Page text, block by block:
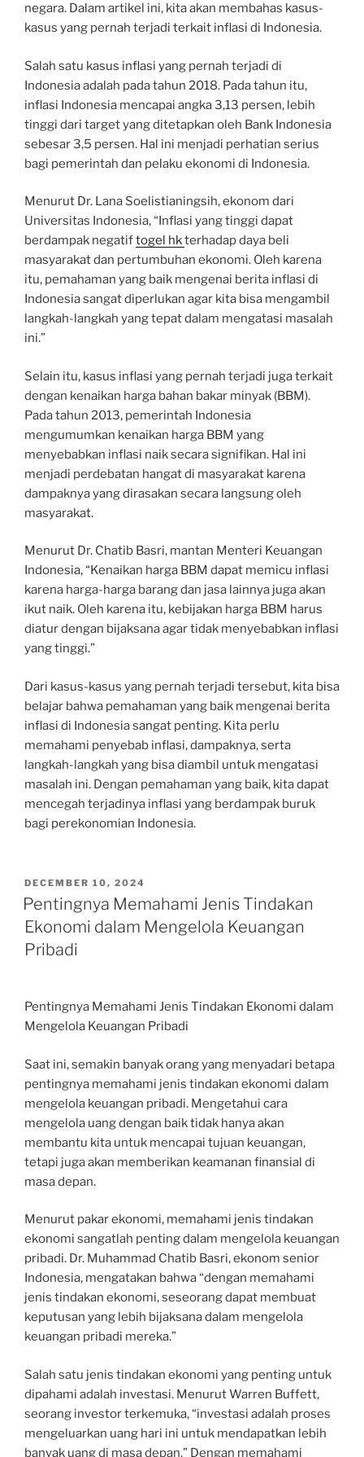
negara. Dalam artikel ini, kita akan membahas kasus-
kasus yang pernah terjadi terkait inflasi di Indonesia.
Salah satu kasus inflasi yang pernah terjadi di
Indonesia adalah pada tahun 2018. Pada tahun itu,
inflasi Indonesia mencapai angka 3,13 persen, lebih
tinggi dari target yang ditetapkan oleh Bank Indonesia
sebesar 3,5 persen. Hal ini menjadi perhatian serius
bagi pemerintah dan pelaku ekonomi di Indonesia.
Menurut Dr. Lana Soelistianingsih, ekonom dari
Universitas Indonesia, “Inflasi yang tinggi dapat
berdampak negatiftogel hkterhadap daya beli
masyarakat dan pertumbuhan ekonomi. Oleh karena
itu, pemahaman yang baik mengenai berita inflasi di
Indonesia sangat diperlukan agar kita bisa mengambil
langkah-langkah yang tepat dalam mengatasi masalah
ini.”
Selain itu, kasus inflasi yang pernah terjadi juga terkait
dengan kenaikan harga bahan bakar minyak (BBM).
Pada tahun 2013, pemerintah Indonesia
mengumumkan kenaikan harga BBM yang
menyebabkan inflasi naik secara signifikan. Hal ini
menjadi perdebatan hangat di masyarakat karena
dampaknya yang dirasakan secara langsung oleh
masyarakat.
Menurut Dr. Chatib Basri, mantan Menteri Keuangan
Indonesia, “Kenaikan harga BBM dapat memicu inflasi
karena harga-harga barang dan jasa lainnya juga akan
ikut naik. Oleh karena itu, kebijakan harga BBM harus
diatur dengan bijaksana agar tidak menyebabkan inflasi
yang tinggi.”
Dari kasus-kasus yang pernah terjadi tersebut, kita bisa
belajar bahwa pemahaman yang baik mengenai berita
inflasi di Indonesia sangat penting. Kita perlu
memahami penyebab inflasi, dampaknya, serta
langkah-langkah yang bisa diambil untuk mengatasi
masalah ini. Dengan pemahaman yang baik, kita dapat
mencegah terjadinya inflasi yang berdampak buruk
bagi perekonomian Indonesia.
POSTED
ON
DECEMBER 10, 2024
Pentingnya Memahami Jenis Tindakan
Ekonomi dalam Mengelola Keuangan
Pribadi
Pentingnya Memahami Jenis Tindakan Ekonomi dalam
Mengelola Keuangan Pribadi
Saat ini, semakin banyak orang yang menyadari betapa
pentingnya memahami jenis tindakan ekonomi dalam
mengelola keuangan pribadi. Mengetahui cara
mengelola uang dengan baik tidak hanya akan
membantu kita untuk mencapai tujuan keuangan,
tetapi juga akan memberikan keamanan finansial di
masa depan.
Menurut pakar ekonomi, memahami jenis tindakan
ekonomi sangatlah penting dalam mengelola keuangan
pribadi. Dr. Muhammad Chatib Basri, ekonom senior
Indonesia, mengatakan bahwa “dengan memahami
jenis tindakan ekonomi, seseorang dapat membuat
keputusan yang lebih bijaksana dalam mengelola
keuangan pribadi mereka.”
Salah satu jenis tindakan ekonomi yang penting untuk
dipahami adalah investasi. Menurut Warren Buffett,
seorang investor terkemuka, “investasi adalah proses
mengeluarkan uang hari ini untuk mendapatkan lebih
banyak uang di masa depan.” Dengan memahami